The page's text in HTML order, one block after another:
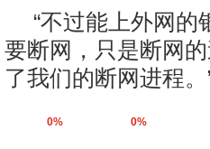
“不过能上外网
要断网，只是断网
了我们的断网进程。
0% 0%